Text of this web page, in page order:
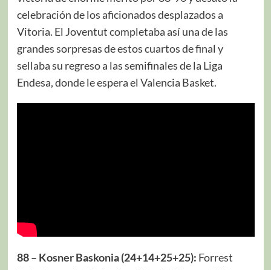
celebración de los aficionados desplazados a
Vitoria. El Joventut completaba así una de las
grandes sorpresas de estos cuartos de final y
sellaba su regreso a las semifinales de la Liga
Endesa, donde le espera el Valencia Basket.
88 – Kosner Baskonia (24+14+25+25): Forrest